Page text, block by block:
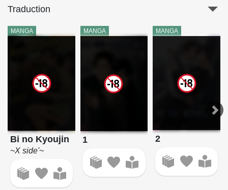
Traduction
MANGA
Bi no Kyoujin
~X side'~
MANGA
1
MANGA
2